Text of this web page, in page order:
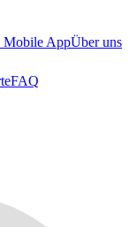
Mobile AppÜber uns
FAQ